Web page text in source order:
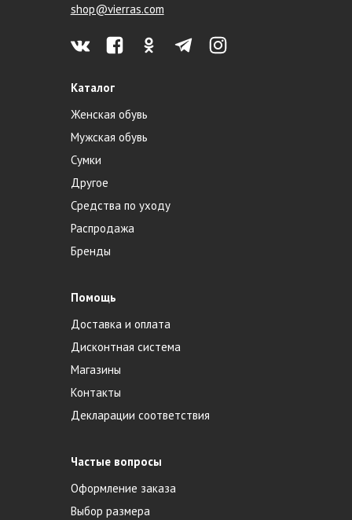
shop@vierras.com
Каталог
Женская обувь
Мужская обувь
Сумки
Другое
Средства по уходу
Распродажа
Бренды
Помощь
Доставка и оплата
Дисконтная система
Магазины
Контакты
Декларации соответствия
Частые вопросы
Оформление заказа
Выбор размера